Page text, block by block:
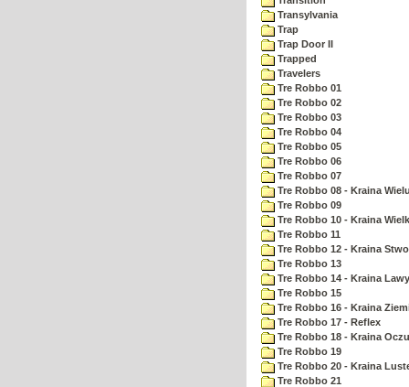
Transylvania
Trap
Trap Door II
Trapped
Travelers
Tre Robbo 01
Tre Robbo 02
Tre Robbo 03
Tre Robbo 04
Tre Robbo 05
Tre Robbo 06
Tre Robbo 07
Tre Robbo 08 - Kraina
Tre Robbo 09
Tre Robbo 10 - Kraina
Tre Robbo 11
Tre Robbo 12 - Kraina
Tre Robbo 13
Tre Robbo 14 - Kraina Lawy
Tre Robbo 15
Tre Robbo 16 - Kraina
Tre Robbo 17 - Reflex
Tre Robbo 18 - Kraina Oczu
Tre Robbo 19
Tre Robbo 20 - Kraina
Tre Robbo 21